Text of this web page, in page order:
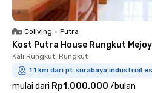
Coliving • Putra
Kost Putra House Rungkut
Kali Rungkut, Rungkut
1.1 km dari pt surabaya industrial
mulai dari Rp1.000.000 /bulan